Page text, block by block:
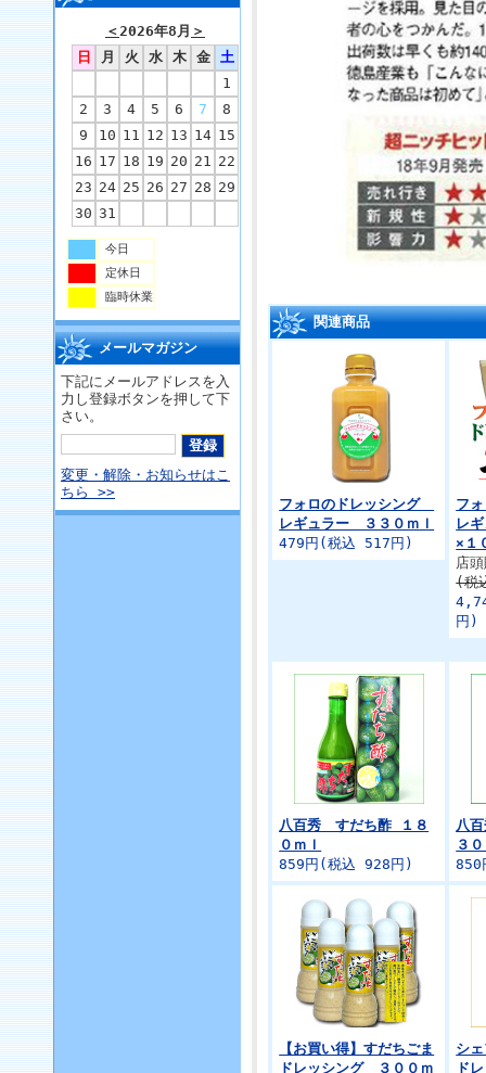
＜2026年8月 ＞
日
月 火 水 木 金
土
1
2
3 4 5 6 7
8
9
10 11 12 13 14 15
16 17 18 19 20 21 22
23 24 25 26 27 28 29
30 31
今日
定休日
臨時休業
メールマガジン
下記にメールアドレスを入
力し登録ボタンを押して下
さい。
変更・解除・お知らせはこ
ちら >>
関連商品
フォロのドレッシング
レギュラー ３３０ｍｌ
479円(税込 517円)
フ
レ
×１
店
(税
円)
八百秀 すだち酢 １８
０ｍｌ
859円(税込 928円)
八
３
850
【お買い得】すだちごま
ドレッシング ３００ｍ
シ
ド